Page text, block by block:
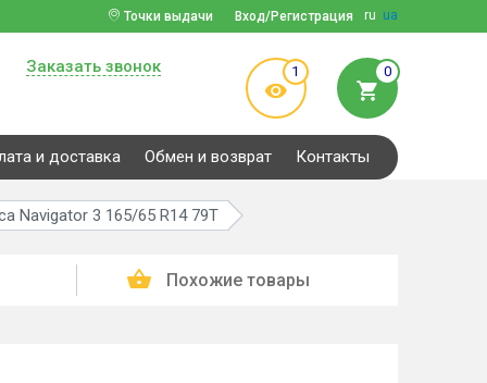
ru ua
Вход/Регистрация
Точки выдачи
Заказать звонок 1 0
и доставка Обмен и возврат Контакты
Navigator 3 165/65 R14 79T
Похожие товары